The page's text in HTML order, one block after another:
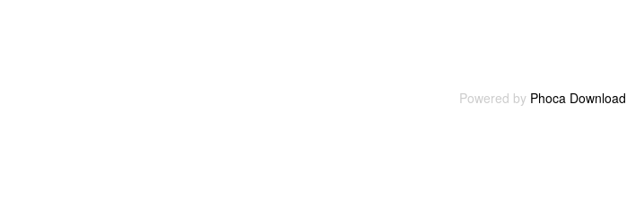
Powered by Phoca Download